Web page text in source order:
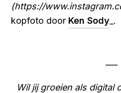
(https://
kopfoto door Ken Sody _.
Wil jij groeien als digital